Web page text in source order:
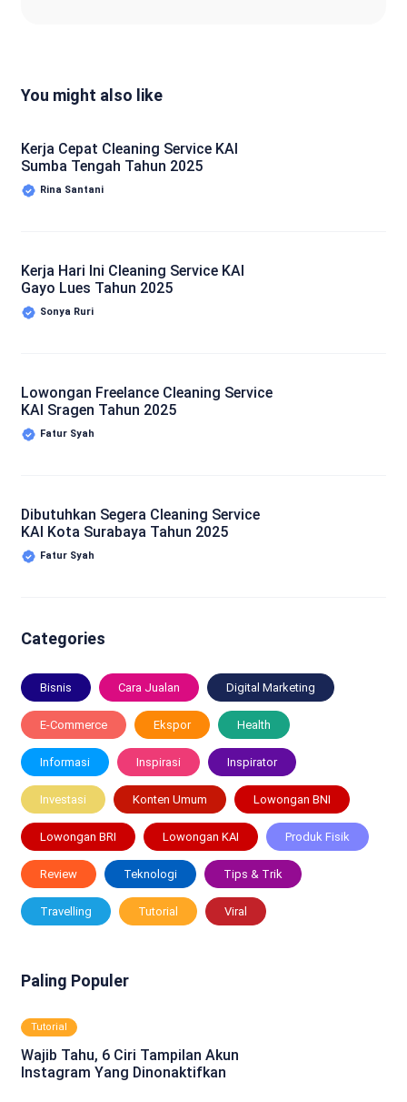
You might also like
Kerja Cepat Cleaning Service KAI
Sumba Tengah Tahun 2025
Rina Santani
Kerja Hari Ini Cleaning Service KAI
Gayo Lues Tahun 2025
Sonya Ruri
Lowongan Freelance Cleaning Service
KAI Sragen Tahun 2025
Fatur Syah
Dibutuhkan Segera Cleaning Service
KAI Kota Surabaya Tahun 2025
Fatur Syah
Categories
Bisnis Cara Jualan Digital Marketing
E-Commerce Ekspor Health
Informasi Inspirasi Inspirator
Investasi Konten Umum Lowongan BNI
Lowongan BRI Lowongan KAI Produk Fisik
Review Teknologi Tips & Trik
Travelling Tutorial Viral
Paling Populer
Tutorial
Wajib Tahu, 6 Ciri Tampilan Akun
Instagram Yang Dinonaktifkan